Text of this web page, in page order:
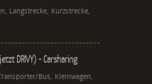
Langstrecke, Kurzstrecke,
DRIVY) - Carsharing
Bus, Kleinwagen,